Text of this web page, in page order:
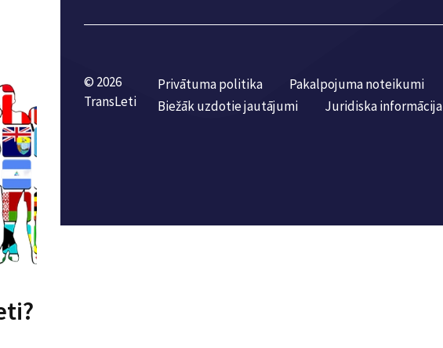
© 2026
TransLeti
Privātuma politika
Pakalpojuma noteikumi
Biežāk uzdotie jautājumi
Juridiska informācija